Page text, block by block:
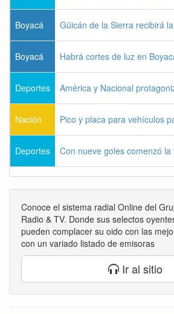
Boyacá Güicán de la Sierra recibirá
Boyacá Habrá cortes de luz en
Deportes América y Nacional
Nación Pico y placa para vehículos
Deportes Con nueve goles comenzó
Conoce el sistema radial Online del
Radio & TV. Donde sus selectos
pueden complacer su oido con las
con un variado listado de emisoras
Ir al sitio